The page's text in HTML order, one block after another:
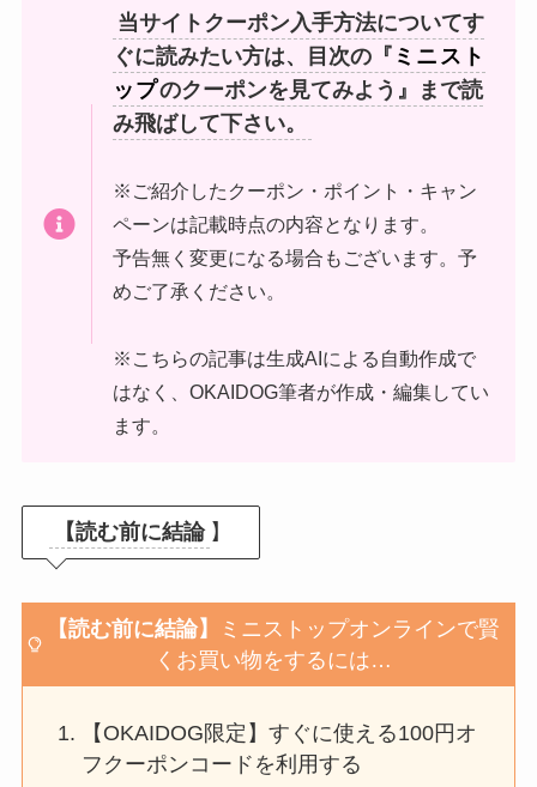
当サイトクーポン入手方法についてす
ぐに読みたい方は、目次の『 ミニスト
ップのクーポンを見てみよう』まで読
み飛ばして下さい。
※ご紹介したクーポン・ポイント・キャン
ペーンは記載時点の内容となります。
予告無く変更になる場合もございます。予
めご了承ください。
※こちらの記事は生成AIによる自動作成で
はなく、OKAIDOG筆者が作成・編集してい
ます。
【読む前に結論 】
【読む前に結論】 ミニストップオンラインで賢
くお買い物をするには…
【OKAIDOG限定】すぐに使える100円オ
フクーポンコードを利用する